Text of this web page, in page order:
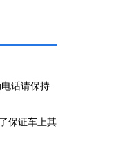
话请保持
保证车上其